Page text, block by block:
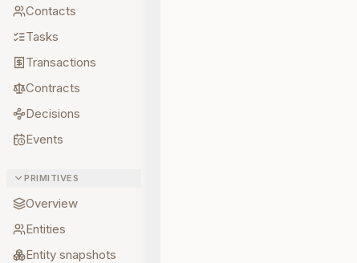
Contacts
Tasks
Transactions
Contracts
Decisions
Events
PRIMITIVES
Overview
Entities
Entity snapshots